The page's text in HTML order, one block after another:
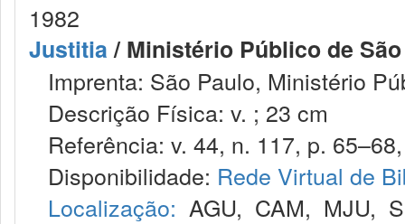
1982
Justitia/ Ministério Público de
Imprenta: São Paulo, Ministério
Descrição Física: v. ; 23 cm
Referência: v. 44, n. 117, p.
Disponibilidade: Rede Virtual de
Localização: AGU, CAM, MJU,